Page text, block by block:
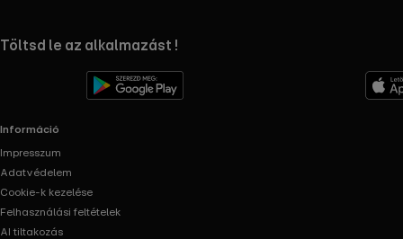
RTL+ useful links.
Töltsd le az alkalmazást !
Információ
Impresszum
Adatvédelem
Cookie-k kezelése
Felhasználási feltételek
AI tiltakozás